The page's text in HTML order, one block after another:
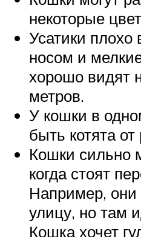
некоторые
Усатики плохо
носом и
хорошо видят
метров.
У кошки в
быть котята
Кошки сильно
когда стоят
Например, они
улицу, но там
Кошка хочет